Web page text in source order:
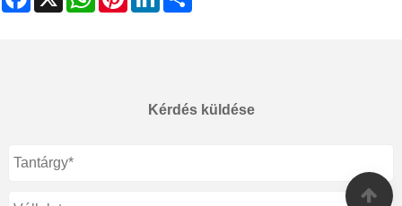
Kérdés küldése